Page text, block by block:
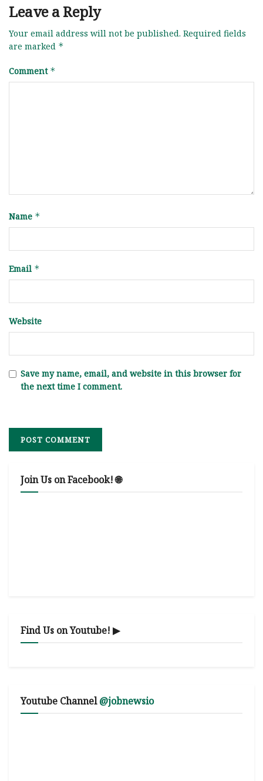
Leave a Reply
Your email address will not be published. Required fields
are marked *
Comment *
Name *
Email *
Website
Save my name, email, and website in this browser for
the next time I comment.
Join Us on Facebook! 🌐
Find Us on Youtube! ▶
Youtube Channel@jobnewsio